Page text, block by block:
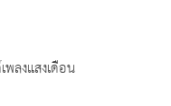
พลงแสงเดือน